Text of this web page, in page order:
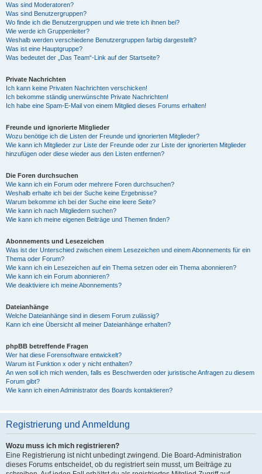
Was sind Moderatoren?
Was sind Benutzergruppen?
Wo finde ich die Benutzergruppen und wie trete ich ihnen bei?
Wie werde ich Gruppenleiter?
Weshalb werden verschiedene Benutzergruppen farbig dargestellt?
Was ist eine Hauptgruppe?
Was bedeutet der „Das Team“-Link auf der Startseite?
Private Nachrichten
Ich kann keine Privaten Nachrichten verschicken!
Ich bekomme ständig unerwünschte Private Nachrichten!
Ich habe eine Spam-E-Mail von einem Mitglied dieses Forums erhalten!
Freunde und ignorierte Mitglieder
Wozu benötige ich die Listen der Freunde und ignorierten Mitglieder?
Wie kann ich Mitglieder zur Liste der Freunde oder zur Liste der ignorierten Mitglieder
hinzufügen oder diese wieder aus den Listen entfernen?
Die Foren durchsuchen
Wie kann ich ein Forum oder mehrere Foren durchsuchen?
Weshalb erhalte ich bei der Suche keine Ergebnisse?
Warum bekomme ich bei der Suche eine leere Seite?
Wie kann ich nach Mitgliedern suchen?
Wie kann ich meine eigenen Beiträge und Themen finden?
Abonnements und Lesezeichen
Was ist der Unterschied zwischen einem Lesezeichen und einem Abonnements für ein
Thema oder Forum?
Wie kann ich ein Lesezeichen auf ein Thema setzen oder ein Thema abonnieren?
Wie kann ich ein Forum abonnieren?
Wie deaktiviere ich meine Abonnements?
Dateianhänge
Welche Dateianhänge sind in diesem Forum zulässig?
Kann ich eine Übersicht all meiner Dateianhänge erhalten?
phpBB betreffende Fragen
Wer hat diese Forensoftware entwickelt?
Warum ist Funktion x oder y nicht enthalten?
An wen soll ich mich wenden, falls es Beschwerden oder juristische Anfragen zu diesem
Forum gibt?
Wie kann ich einen Administrator des Boards kontaktieren?
Registrierung und Anmeldung
Wozu muss ich mich registrieren?
Eine Registrierung ist nicht unbedingt zwingend. Die Board-Administration
dieses Forums entscheidet, ob du registriert sein musst, um Beiträge zu